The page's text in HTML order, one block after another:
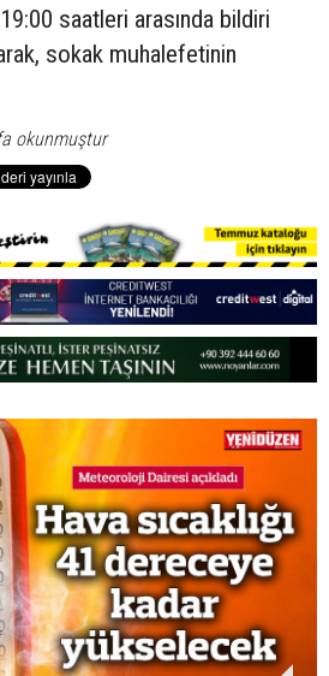
saatleri arasında bildiri
sokak muhalefetinin
okunmuştur